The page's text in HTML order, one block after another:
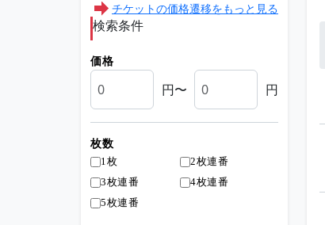
チケットの価格遷移をもっと見る
検索条件
価格
円〜 円
枚数
1枚
2枚連番
3枚連番
4枚連番
5枚連番